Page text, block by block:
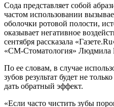
Сода представляет собой
частом использовании
оболочки ротовой полости,
оказывает негативное
сентября рассказала
«СМ-Стоматология» Людмила
По ее словам, в случае
зубов результат будет не
дать обратный эффект.
«Если часто чистить зубы